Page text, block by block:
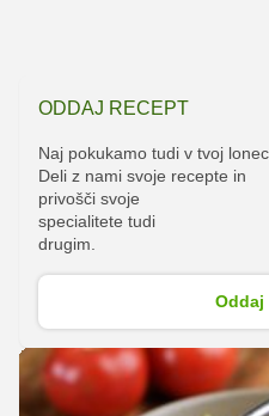
ODDAJ RECEPT
Naj pokukamo tudi v tvoj
Deli z nami svoje recepte in
privošči svoje
specialitete tudi
drugim.
Oddaj